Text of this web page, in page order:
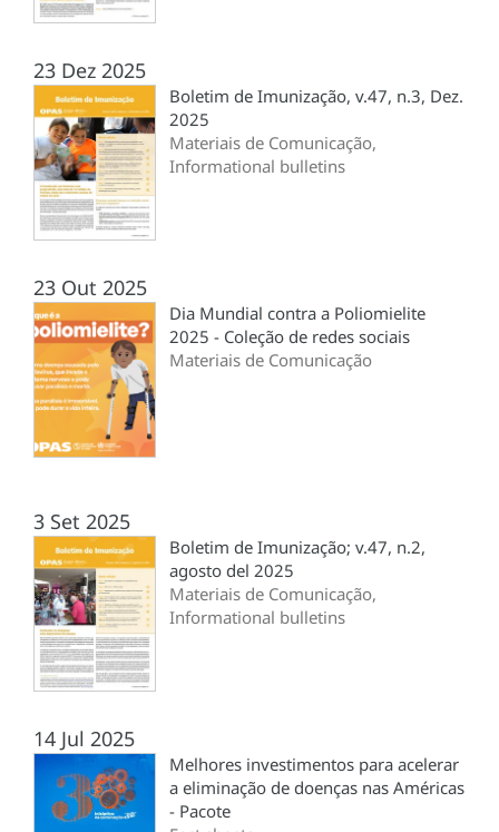
23 Dez 2025
Boletim de Imunização, v.47, n.3, Dez.
2025
Materiais de Comunicação,
Informational bulletins
23 Out 2025
Dia Mundial contra a Poliomielite
2025 - Coleção de redes sociais
Materiais de Comunicação
3 Set 2025
Boletim de Imunização; v.47, n.2,
agosto del 2025
Materiais de Comunicação,
Informational bulletins
14 Jul 2025
Melhores investimentos para acelerar
a eliminação de doenças nas Américas
- Pacote